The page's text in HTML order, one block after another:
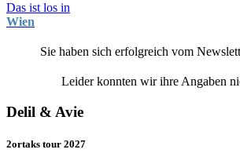
Das ist los in
Wien
Sie haben sich erfolgreich vom
Leider konnten wir ihre Angaben
Delil & Avie
2ortaks tour 2027